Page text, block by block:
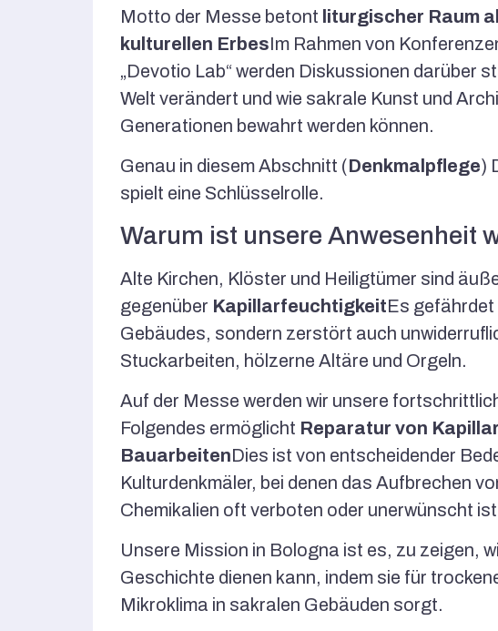
Motto der Messe betont liturgischer Raum
kulturellen ErbesIm Rahmen von
„Devotio Lab“ werden Diskussionen darüber
Welt verändert und wie sakrale Kunst und
Generationen bewahrt werden können.
Genau in diesem Abschnitt (Denkmalpflege)
spielt eine Schlüsselrolle.
Warum ist unsere Anwesenheit
Alte Kirchen, Klöster und Heiligtümer sind
gegenüber KapillarfeuchtigkeitEs gefährdet
Gebäudes, sondern zerstört auch
Stuckarbeiten, hölzerne Altäre und Orgeln.
Auf der Messe werden wir unsere
Folgendes ermöglicht Reparatur von
BauarbeitenDies ist von entscheidender
Kulturdenkmäler, bei denen das Aufbrechen
Chemikalien oft verboten oder unerwünscht
Unsere Mission in Bologna ist es, zu zeigen,
Geschichte dienen kann, indem sie für
Mikroklima in sakralen Gebäuden sorgt.